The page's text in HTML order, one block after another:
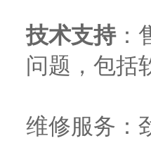
技术支持：
问题，包括
维修服务：